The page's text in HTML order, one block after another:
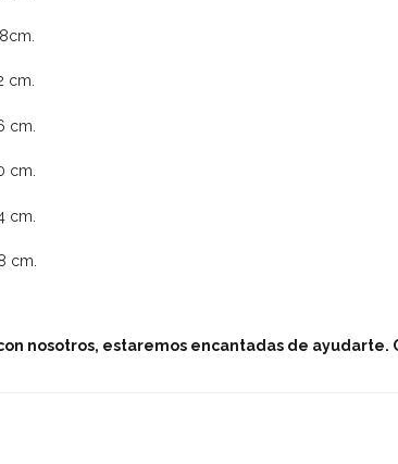
nosotros, estaremos encantadas de ayudarte.